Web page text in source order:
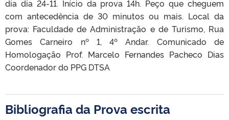
dia dia 24-11. Início da prova 14h. Peço que cheguem
com antecedência de 30 minutos ou mais. Local da
prova: Faculdade de Administração e de Turismo, Rua
Gomes Carneiro nº 1, 4º Andar. Comunicado de
Homologação Prof. Marcelo Fernandes Pacheco Dias
Coordenador do PPG DTSA
Bibliografia da Prova escrita